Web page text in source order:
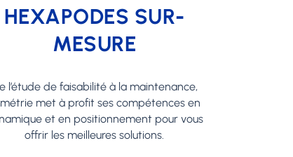
HEXAPODES SUR-
MESURE
l’étude de faisabilité à la maintenance,
met à profit ses compétences en
et en positionnement pour vous
offrir les meilleures solutions.